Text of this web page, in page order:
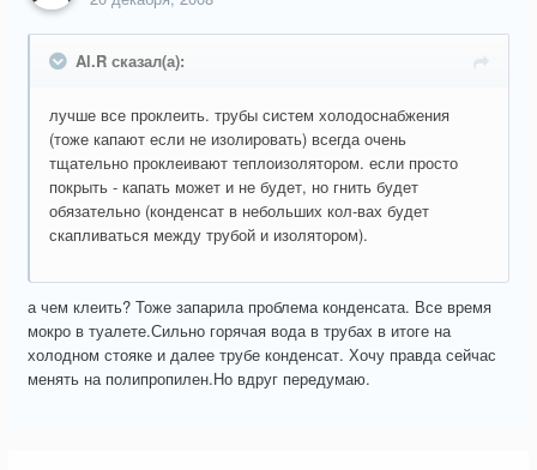
Al.R сказал(а):
лучше все проклеить. трубы систем холодоснабжения
(тоже капают если не изолировать) всегда очень
тщательно проклеивают теплоизолятором. если просто
покрыть - капать может и не будет, но гнить будет
обязательно (конденсат в небольших кол-вах будет
скапливаться между трубой и изолятором).
а чем клеить? Тоже запарила проблема конденсата. Все время
мокро в туалете.Сильно горячая вода в трубах в итоге на
холодном стояке и далее трубе конденсат. Хочу правда сейчас
менять на полипропилен.Но вдруг передумаю.